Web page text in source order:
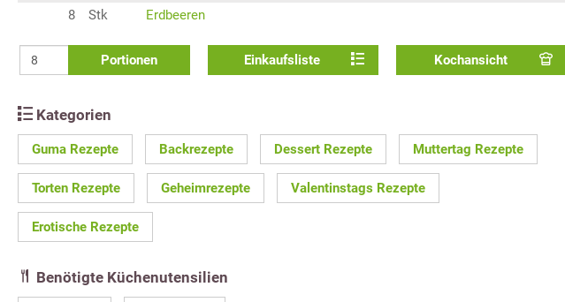
8
Stk Erdbeeren
Portionen Einkaufsliste Kochansicht
Kategorien
Guma Rezepte Backrezepte Dessert Rezepte Muttertag Rezepte
Torten Rezepte Geheimrezepte Valentinstags Rezepte
Erotische Rezepte
Benötigte Küchenutensilien